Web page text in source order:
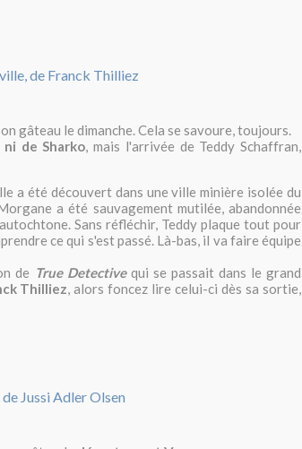
gâteau le dimanche. Cela se savoure, toujours.
de Sharko, mais l'arrivée de Teddy Schaffran,
a été découvert dans une ville minière isolée du
a été sauvagement mutilée, abandonnée
Sans réfléchir, Teddy plaque tout pour
ce qui s'est passé. Là-bas, il va faire équipe
de True Detectivequi se passait dans le grand
Thilliez, alors foncez lire celui-ci dès sa sortie,